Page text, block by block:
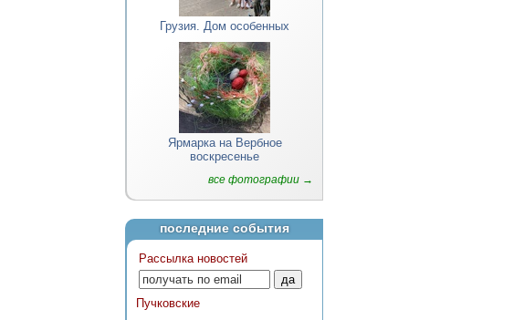
Грузия. Дом особенных
Ярмарка на Вербное
воскресенье
все фотографии →
последние события
Рассылка новостей
Пучковские